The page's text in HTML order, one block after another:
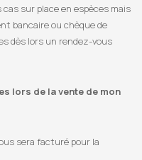
sur place en espèces mais
bancaire ou chèque de
dès lors un rendez-vous
lors de la vente de mon
sera facturé pour la